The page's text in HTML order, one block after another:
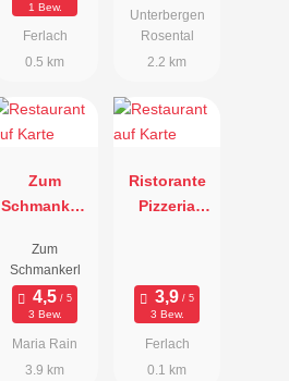
1 Bew.
Ferlach
0.5 km
Unterbergen
Rosental
2.2 km
Zum
Schmankerl
Pizzeria
Zum
Schmankerl
3 Bew.
Maria Rain
3.9 km
Ristorante
Pizzeria
3 Bew.
Ferlach
0.1 km